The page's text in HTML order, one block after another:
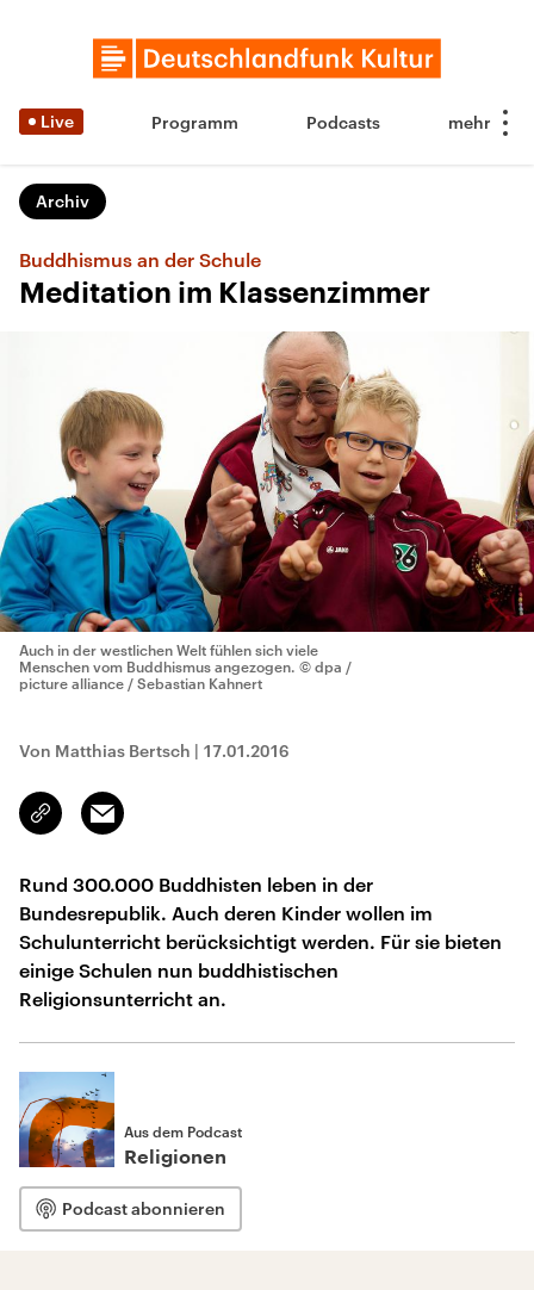
Live Programm Podcasts
Archiv
Buddhismus an der Schule
Meditation im Klassenzimmer
Auch in der westlichen Welt fühlen sich viele
Menschen vom Buddhismus angezogen. © dpa /
picture alliance / Sebastian Kahnert
Von Matthias Bertsch | 17.01.2016
Link
kopieren/teilen
Email
Rund 300.000 Buddhisten leben in der
Bundesrepublik. Auch deren Kinder wollen im
Schulunterricht berücksichtigt werden. Für sie bieten
einige Schulen nun buddhistischen
Religionsunterricht an.
Aus dem Podcast
Religionen
Podcast abonnieren